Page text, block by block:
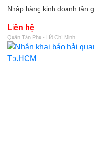
Nhập hàng kinh doanh tận
Liên hệ
Quận Tân Phú - Hồ Chí Minh